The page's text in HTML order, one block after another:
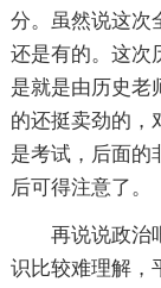
分。虽然说这次
还是有的。这次
是就是由历史老
的还挺卖劲的，
是考试，后面的
后可得注意了。
再说说政治
识比较难理解，